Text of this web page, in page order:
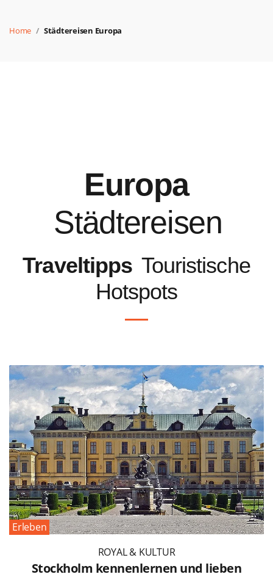
Home Städtereisen Europa
Europa
Städtereisen
Traveltipps Touristische
Hotspots
Erleben
ROYAL & KULTUR
Stockholm kennenlernen und lieben